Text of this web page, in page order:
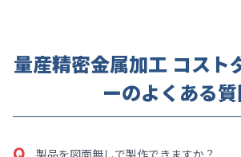
量産精密金属加工 コスト
ーのよくある
製品を図面無しで製作できますか？